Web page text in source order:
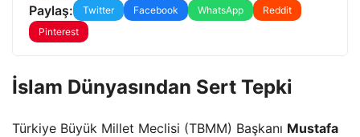
Paylaş: Twitter Facebook WhatsApp
Reddit
Pinterest
İslam Dünyasından Sert Tepki
Türkiye Büyük Millet Meclisi (TBMM) Başkanı Mustafa